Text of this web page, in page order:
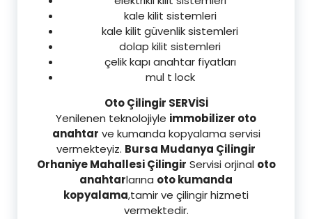
kale kilit sistemleri
kale kilit güvenlik sistemleri
dolap kilit sistemleri
çelik kapı anahtar fiyatları
mul t lock
Oto Çilingir SERVİSİ
Yenilenen teknolojiyle immobilizer oto
anahtar ve kumanda kopyalama servisi
vermekteyiz. Bursa Mudanya Çilingir
Orhaniye Mahallesi Çilingir Servisi orjinal oto
anahtarlarına oto kumanda
kopyalama,tamir ve çilingir hizmeti
vermektedir.